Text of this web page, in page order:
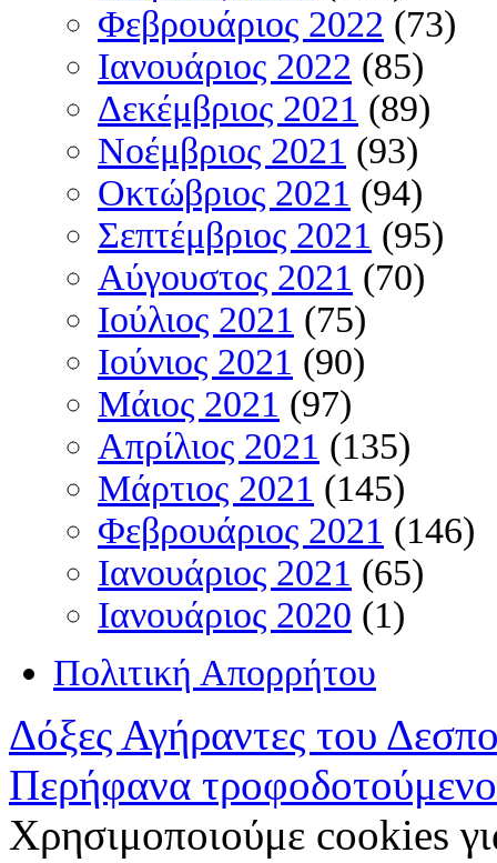
Φεβρουάριος 2022 (73)
Ιανουάριος 2022 (85)
Δεκέμβριος 2021 (89)
Νοέμβριος 2021 (93)
Οκτώβριος 2021 (94)
Σεπτέμβριος 2021 (95)
Αύγουστος 2021 (70)
Ιούλιος 2021 (75)
Ιούνιος 2021 (90)
Μάιος 2021 (97)
Απρίλιος 2021 (135)
Μάρτιος 2021 (145)
Φεβρουάριος 2021 (146)
Ιανουάριος 2021 (65)
Ιανουάριος 2020 (1)
Πολιτική Απορρήτου
Δόξες Αγήραντες του
Περήφανα
Χρησιμοποιούμε cookies